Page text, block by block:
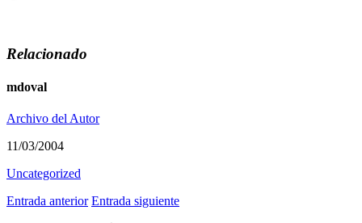
Relacionado
mdoval
Archivo del Autor
11/03/2004
Uncategorized
Entrada anterior Entrada siguiente